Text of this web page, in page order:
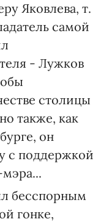
Яковлева, т.
самой
- Лужков
столицы
также, как
он
с поддержкой
бесспорным
гонке,